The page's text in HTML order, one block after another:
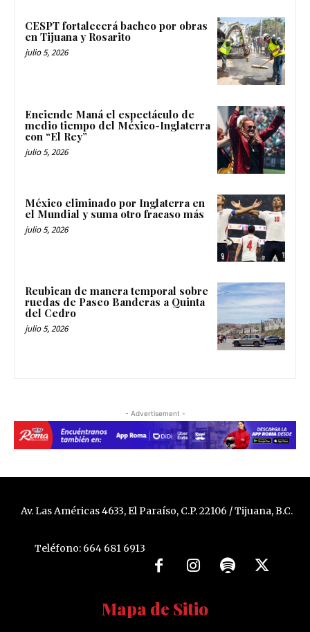
CESPT fortalecerá bacheo por obras
en Tijuana y Rosarito
julio 5, 2026
Enciende Maná el espectáculo de
medio tiempo del México-Inglaterra
con “El Rey”
julio 5, 2026
México eliminado por Inglaterra en
el Mundial y suma otro fracaso más
julio 5, 2026
Reubican de manera temporal sobre
ruedas de Paseo Banderas a Quinta
del Cedro
julio 5, 2026
- Advertisement -
Av. Las Américas 4633, El Paraíso, C.P. 22106 / Tijuana, B.C.
Teléfono: 664 681 6913
Mapa de Sitio